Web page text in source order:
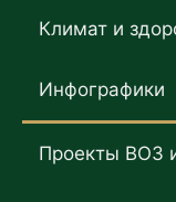
Климат и
Инфографики
Проекты ВОЗ